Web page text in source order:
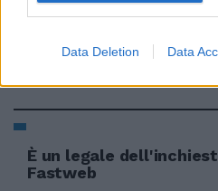
Data Deletion Data
evasione
È un legale
Fastweb